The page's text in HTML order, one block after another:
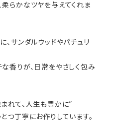
らかなツヤを与えてくれま
、サンダルウッドやパチュリ
香りが、日常をやさしく包み
れて、人生も豊かに”
つ丁寧にお作りしています。